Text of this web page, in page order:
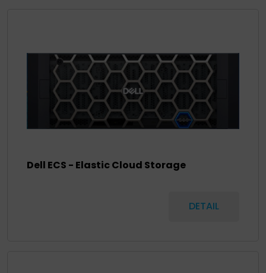
Dell ECS - Elastic Cloud Storage
DETAIL